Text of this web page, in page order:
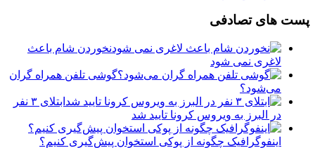
پست های تصادفی
نخوردن شام باعث
لاغری نمی ‌شود
گوشی تلفن همراه گران
می‌شود؟
ابتلای ۳ نفر
در البرز به ویروس کرونا تایید شد
اینفوگرافیک چگونه از پوکی استخوان پیش‌گیری کنیم؟